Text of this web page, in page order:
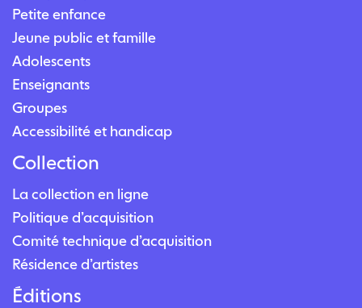
Petite enfance
Jeune public et famille
Adolescents
Enseignants
Groupes
Accessibilité et handicap
Collection
La collection en ligne
Politique d’acquisition
Comité technique d’acquisition
Résidence d’artistes
Éditions